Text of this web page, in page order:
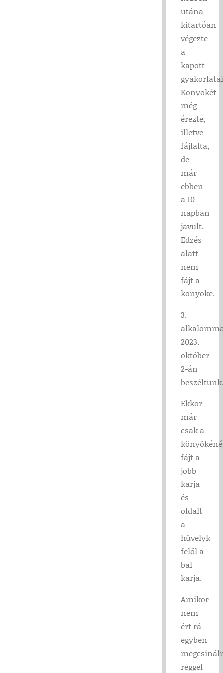
utána
kitartóan
végezte
a
kapott
Könyökét
még
érezte,
illetve
fájlalta,
de
már
ebben
a 10
napban
javult.
Edzés
alatt
nem
fájt a
könyöke.
3.
2023.
október
2-án
beszéltünk.
Ekkor
már
csak a
fájt a
jobb
karja
és
oldalt
a
hüvelyk
felől a
bal
karja.
Amikor
nem
ért rá
egyben
reggel